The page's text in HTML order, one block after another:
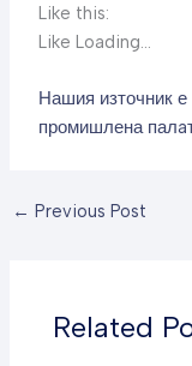
Like this:
Like Loading…
Нашия източник
промишлена
← Previous Post
Related